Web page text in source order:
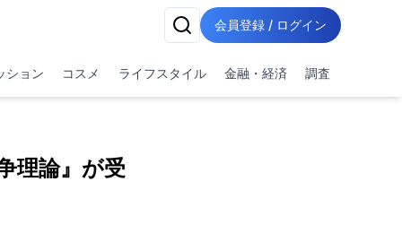
会員登録 / ログイン
ション コスメ ライフスタイル 金融・経済 調査
理論』が受